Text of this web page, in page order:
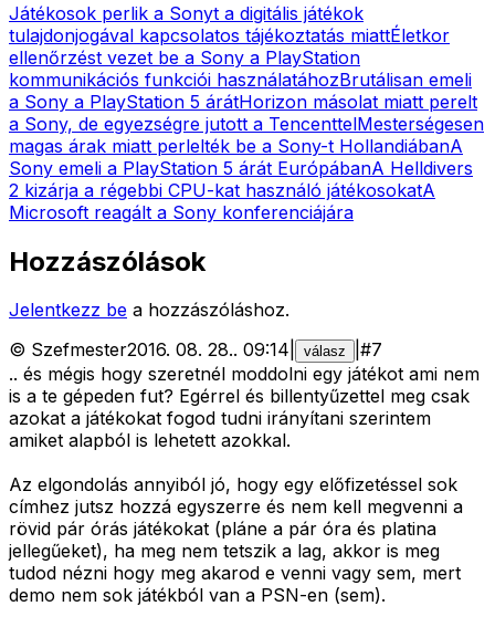
Játékosok perlik a Sonyt a digitális játékok
tulajdonjogával kapcsolatos tájékoztatás miattÉletkor
ellenőrzést vezet be a Sony a PlayStation
kommunikációs funkciói használatáhozBrutálisan emeli
a Sony a PlayStation 5 árátHorizon másolat miatt perelt
a Sony, de egyezségre jutott a TencenttelMesterségesen
magas árak miatt perlelték be a Sony-t HollandiábanA
Sony emeli a PlayStation 5 árát EurópábanA Helldivers
2 kizárja a régebbi CPU-kat használó játékosokatA
Microsoft reagált a Sony konferenciájára
Hozzászólások
Jelentkezz be a hozzászóláshoz.
© Szefmester2016. 08. 28.. 09:14 válasz #7
.. és mégis hogy szeretnél moddolni egy játékot ami nem
is a te gépeden fut? Egérrel és billentyűzettel meg csak
azokat a játékokat fogod tudni irányítani szerintem
amiket alapból is lehetett azokkal.
Az elgondolás annyiból jó, hogy egy előfizetéssel sok
címhez jutsz hozzá egyszerre és nem kell megvenni a
rövid pár órás játékokat (pláne a pár óra és platina
jellegűeket), ha meg nem tetszik a lag, akkor is meg
tudod nézni hogy meg akarod e venni vagy sem, mert
demo nem sok játékból van a PSN-en (sem).